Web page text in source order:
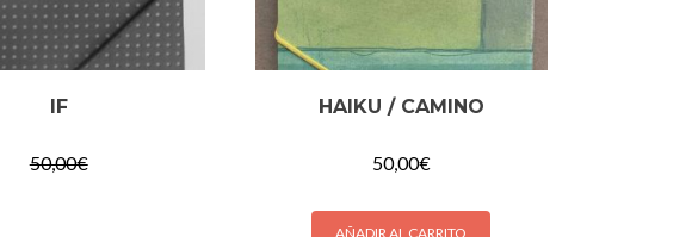
IF
50,00€
HAIKU / CAMINO
50,00€
AÑADIR AL CARRITO